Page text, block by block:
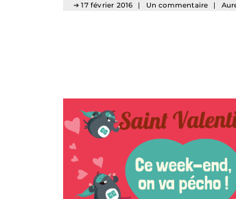
17 février 2016 Un commentaire